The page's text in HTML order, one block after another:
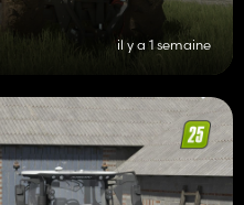
il y a 1 semaine